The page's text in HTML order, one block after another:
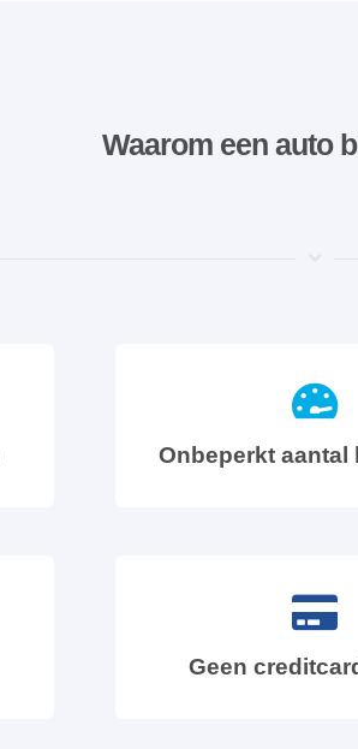
Waarom een ​​auto
Onbeperkt aantal
Geen